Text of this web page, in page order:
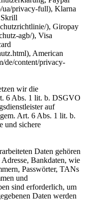
ua/privacy-full), Klarna
), Giropay
agb/), Visa
American
de/content/privacy-
wir die
6 Abs. 1 lit. b. DSGVO
auf
Art. 6 Abs. 1 lit. b.
und sichere
Daten gehören
Bankdaten, wie
Passwörter, TANs
und
sind erforderlich, um
Daten werden